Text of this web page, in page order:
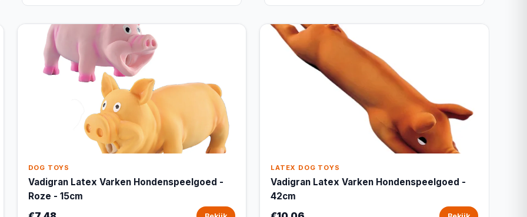
DOG TOYS
Vadigran Latex Varken Hondenspeelgoed -
Roze - 15cm
LATEX DOG TOYS
Vadigran Latex Varken Hondenspeelgoed -
42cm